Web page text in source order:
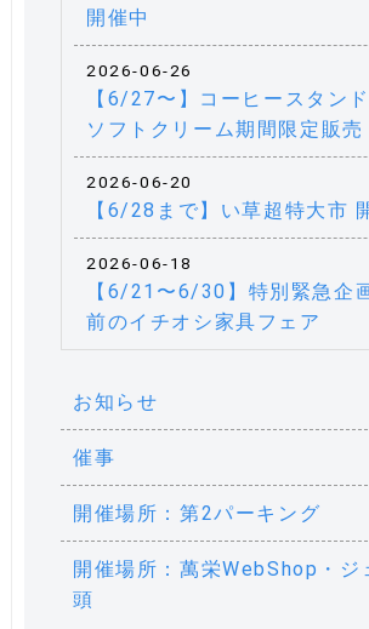
開催中
2026-06-26
【6/27〜】コーヒースタン
ソフトクリーム期間限定販売
2026-06-20
【6/28まで】い草超特大市
2026-06-18
【6/21〜6/30】特別緊急企
前のイチオシ家具フェア
お知らせ
催事
開催場所：第2パーキング
開催場所：萬栄WebShop・ジ
頭